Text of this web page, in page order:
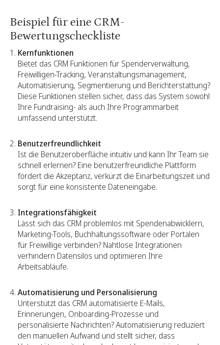
Beispiel für eine CRM-
Bewertungscheckliste
Kernfunktionen
Bietet das CRM Funktionen für Spenderverwaltung,
Freiwilligen-Tracking, Veranstaltungsmanagement,
Automatisierung, Segmentierung und Berichterstattung?
Diese Funktionen stellen sicher, dass das System sowohl
Ihre Fundraising- als auch Ihre Programmarbeit
umfassend unterstützt.
Benutzerfreundlichkeit
Ist die Benutzeroberfläche intuitiv und kann Ihr Team sie
schnell erlernen? Eine benutzerfreundliche Plattform
fördert die Akzeptanz, verkürzt die Einarbeitungszeit und
sorgt für eine konsistente Dateneingabe.
Integrationsfähigkeit
Lässt sich das CRM problemlos mit Spendenabwicklern,
Marketing-Tools, Buchhaltungssoftware oder Portalen
für Freiwillige verbinden? Nahtlose Integrationen
verhindern Datensilos und optimieren Ihre
Arbeitsabläufe.
Automatisierung und Personalisierung
Unterstützt das CRM automatisierte E-Mails,
Erinnerungen, Onboarding-Prozesse und
personalisierte Nachrichten? Automatisierung reduziert
den manuellen Aufwand und stellt sicher, dass